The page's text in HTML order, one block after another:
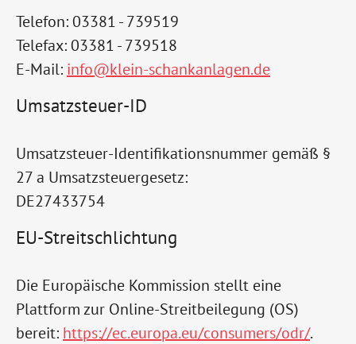
Telefon: 03381 - 739519
Telefax: 03381 - 739518
E-Mail: info@klein-schankanlagen.de
Umsatzsteuer-ID
Umsatzsteuer-Identifikationsnummer gemäß §
27 a Umsatzsteuergesetz:
DE27433754
EU-Streitschlichtung
Die Europäische Kommission stellt eine
Plattform zur Online-Streitbeilegung (OS)
bereit: https://ec.europa.eu/consumers/odr/.